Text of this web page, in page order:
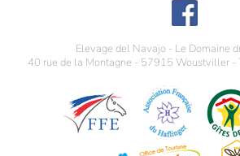
Elevage del Navajo - Le Domaine
40 rue de la Montagne - 57915 Woustviller -